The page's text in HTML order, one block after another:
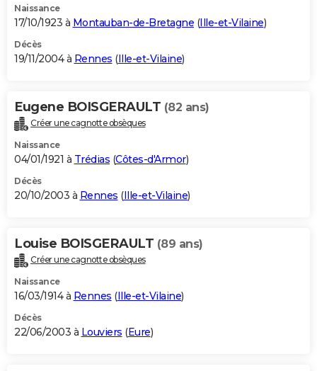
Naissance
17/10/1923 à Montauban-de-Bretagne (Ille-et-Vilaine)
Décès
19/11/2004 à Rennes (Ille-et-Vilaine)
Eugene BOISGERAULT (82 ans)
Créer une cagnotte obsèques
Naissance
04/01/1921 à Trédias (Côtes-d'Armor)
Décès
20/10/2003 à Rennes (Ille-et-Vilaine)
Louise BOISGERAULT (89 ans)
Créer une cagnotte obsèques
Naissance
16/03/1914 à Rennes (Ille-et-Vilaine)
Décès
22/06/2003 à Louviers (Eure)